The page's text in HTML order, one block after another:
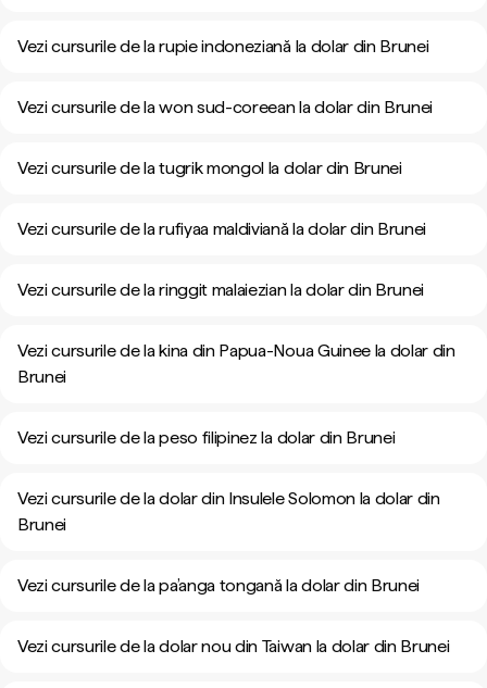
Vezi cursurile de la rupie indoneziană la dolar din Brunei
Vezi cursurile de la won sud-coreean la dolar din Brunei
Vezi cursurile de la tugrik mongol la dolar din Brunei
Vezi cursurile de la rufiyaa maldiviană la dolar din Brunei
Vezi cursurile de la ringgit malaiezian la dolar din Brunei
Vezi cursurile de la kina din Papua-Noua Guinee la dolar din
Brunei
Vezi cursurile de la peso filipinez la dolar din Brunei
Vezi cursurile de la dolar din Insulele Solomon la dolar din
Brunei
Vezi cursurile de la pa’anga tongană la dolar din Brunei
Vezi cursurile de la dolar nou din Taiwan la dolar din Brunei